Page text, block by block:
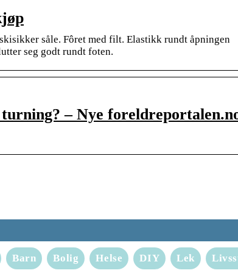
såle. Fôret med filt. Elastikk rundt åpningen
seg godt rundt foten.
– Nye
Barn Bolig Helse DIY Lek